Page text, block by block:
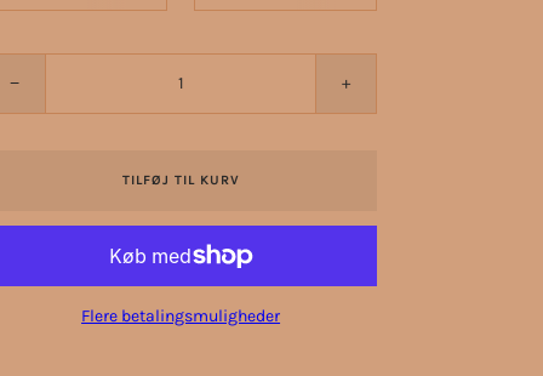
− +
TILFØJ TIL KURV
Flere betalingsmuligheder